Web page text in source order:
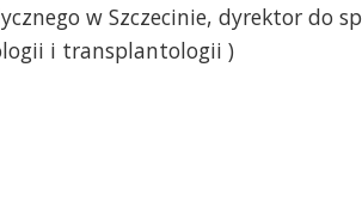
w Szczecinie, dyrektor do
i transplantologii )